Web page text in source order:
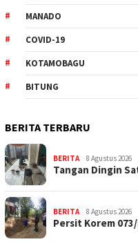
MANADO
COVID-19
KOTAMOBAGU
BITUNG
BERITA TERBARU
BERITA 8 Agustus 2026
Tangan Dingin
BERITA 8 Agustus 2026
Persit Korem